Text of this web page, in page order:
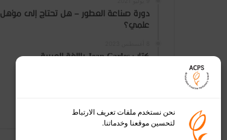
نحن نستخدم ملفات تعريف الارتباط
لتحسين موقعنا وخدماتنا.
دورة صناعة العطور – هل تحتاج إلى مؤهل
علمي؟
كتاب Jean Carles باللغة العربية